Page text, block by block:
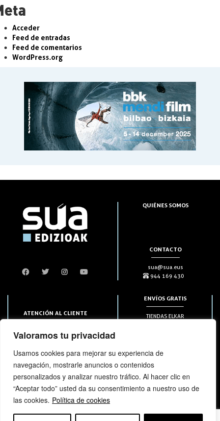
Valoramos tu privacidad
Usamos cookies para mejorar su experiencia de
navegación, mostrarle anuncios o contenidos
personalizados y analizar nuestro tráfico. Al hacer clic en
“Aceptar todo” usted da su consentimiento a nuestro uso de
las cookies. Política de cookies
Acceder
Feed de entradas
Feed de comentarios
WordPress.org
QUIÉNES SOMOS
CONTACTO
sua@sua.eus
944 169 430
ATENCIÓN AL CLIENTE
944 169 430
SUSCRIPCIONES
ENVÍOS GRATIS
TIENDAS ELKAR